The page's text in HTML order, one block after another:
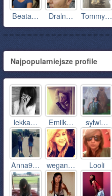
Beata… Draln… Tommy…
Najpopularniejsze profile
lekka… Emilk… sylwi…
Anna9… wegan… Looli